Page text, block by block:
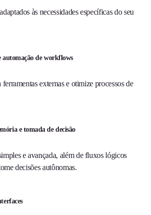
às necessidades específicas do seu
automação de workflows
ferramentas externas e otimize processos de
e tomada de decisão
e avançada, além de fluxos lógicos
decisões autônomas.